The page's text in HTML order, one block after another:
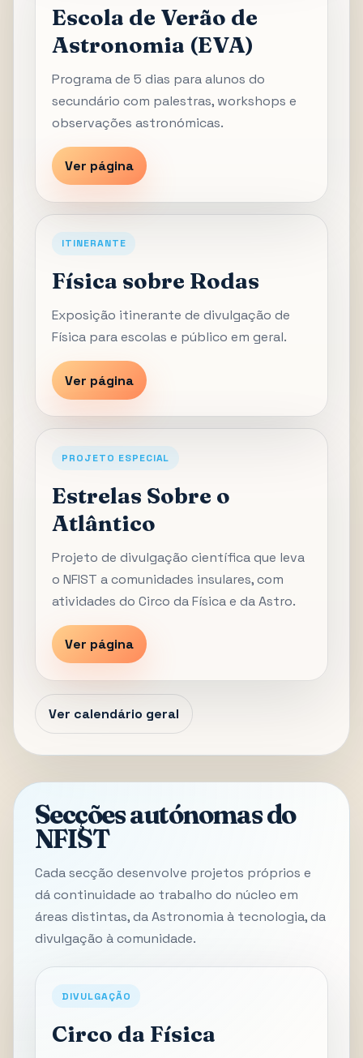
Escola de Verão de
Astronomia (EVA)
Programa de 5 dias para alunos do
secundário com palestras, workshops e
observações astronómicas.
Ver página
ITINERANTE
Física sobre Rodas
Exposição itinerante de divulgação de
Física para escolas e público em geral.
Ver página
PROJETO ESPECIAL
Estrelas Sobre o
Atlântico
Projeto de divulgação científica que leva
o NFIST a comunidades insulares, com
atividades do Circo da Física e da Astro.
Ver página
Ver calendário geral
Secções autónomas do
NFIST
Cada secção desenvolve projetos próprios e
dá continuidade ao trabalho do núcleo em
áreas distintas, da Astronomia à tecnologia, da
divulgação à comunidade.
DIVULGAÇÃO
Circo da Física